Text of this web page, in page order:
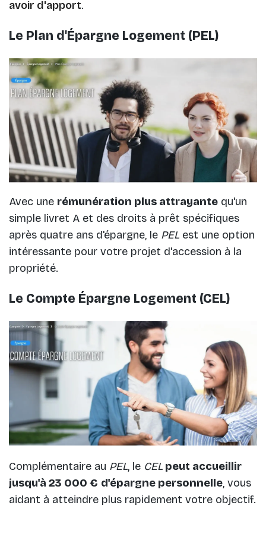
avoir d'apport.
Le Plan d'Épargne Logement (PEL)
Avec une rémunération plus attrayante qu'un
simple livret A et des droits à prêt spécifiques
après quatre ans d'épargne, le PEL est une option
intéressante pour votre projet d'accession à la
propriété.
Le Compte Épargne Logement (CEL)
Complémentaire au PEL, le CEL peut accueillir
jusqu'à 23 000 € d'épargne personnelle, vous
aidant à atteindre plus rapidement votre objectif.